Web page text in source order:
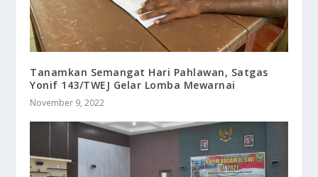
Tanamkan Semangat Hari Pahlawan, Satgas
Yonif 143/TWEJ Gelar Lomba Mewarnai
November 9, 2022